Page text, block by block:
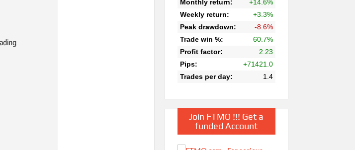
Join FTMO !!! Get a
funded Account